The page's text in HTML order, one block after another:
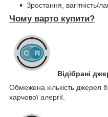
Зростання, вагітність/
Чому варто купити?
Відібрані
Обмежена кількість джерел
харчової алергії.